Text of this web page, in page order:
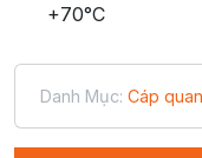
+70°C
Danh Mục: Cáp